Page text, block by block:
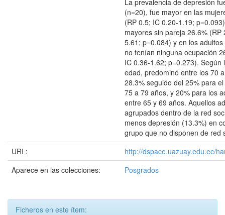
La prevalencia de depresión
(n=20), fue mayor en las
(RP 0.5; IC 0.20-1.19;
mayores sin pareja 26.6% (RP
5.61; p=0.084) y en los
no tenían ninguna ocupación
IC 0.36-1.62; p=0.273). Según
edad, predominó entre los 70
28.3% seguido del 25% para
75 a 79 años, y 20% para los
entre 65 y 69 años. Aquellos
agrupados dentro de la red
menos depresión (13.3%) en
grupo que no disponen de red
URI :
http://dspace.uazuay.edu.ec/
Aparece en las colecciones:
Posgrados
Ficheros en este ítem: